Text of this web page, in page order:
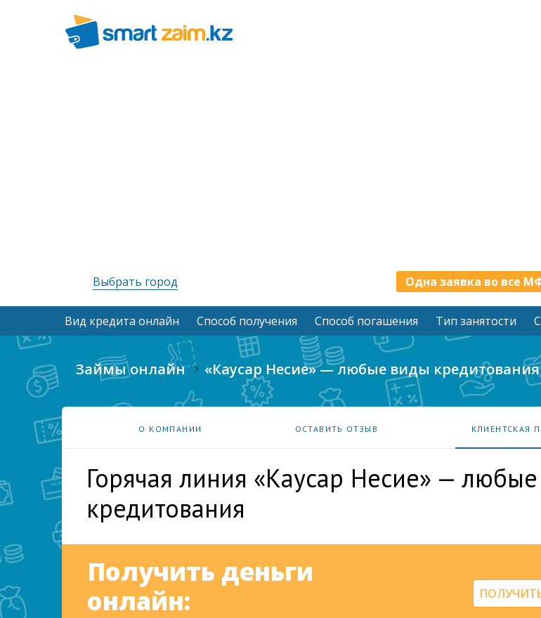
Выбрать город Одна заявка во все
Вид кредита онлайн Способ получения Способ погашения Тип занятости
Займы онлайн «Каусар Несие» — любые виды кредитования
О КОМПАНИИ ОСТАВИТЬ ОТЗЫВ КЛИЕНТСКАЯ
Горячая линия «Каусар Несие» —
кредитования
Получить деньги
онлайн: